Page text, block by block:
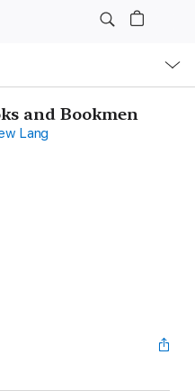
and Bookmen
Lang